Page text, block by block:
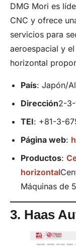
DMG Mori es
CNC y ofrece
servicios para
aeroespacial y
horizontal
País: Japón/
Dirección2-
TEI: +81-3-
Página web:
Productos:
horizontal
Máquinas de
3. Haas